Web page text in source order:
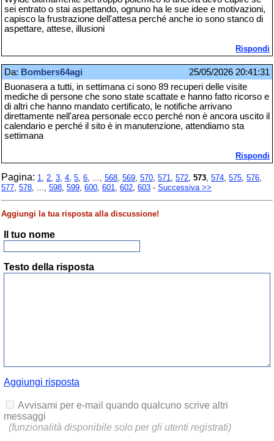
sei entrato o stai aspettando, ognuno ha le sue idee e motivazioni,
capisco la frustrazione dell'attesa perché anche io sono stanco di
aspettare, attese, illusioni
Rispondi
Da: Bombers64agi
25/05/2026 20:41:31
Buonasera a tutti, in settimana ci sono 89 recuperi delle visite
mediche di persone che sono state scattate e hanno fatto ricorso e
di altri che hanno mandato certificato, le notifiche arrivano
direttamente nell'area personale ecco perché non è ancora uscito il
calendario e perché il sito è in manutenzione, attendiamo sta
settimana
Rispondi
Pagina: 1 2 3 4 5 6 568 569 570 571 572 573 574 575 576
577 578 598 599 600 601 602 603 - Successiva >>
Aggiungi la tua risposta alla discussione!
Il tuo nome
Testo della risposta
Aggiungi risposta
Avvisami per e-mail quando qualcuno scrive altri
messaggi
(funzionalità disponibile solo per gli utenti registrati)